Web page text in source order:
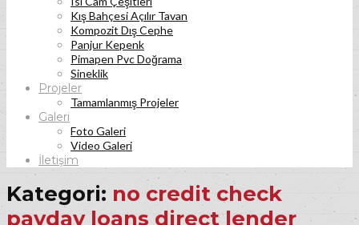
Kış Bahçesi Açılır Tavan
Kompozit Dış Cephe
Panjur Kepenk
Pimapen Pvc Doğrama
Sineklik
Projeler
Tamamlanmış Projeler
Galeri
Foto Galeri
Video Galeri
İletişim
Kategori: no credit check
payday loans direct lender